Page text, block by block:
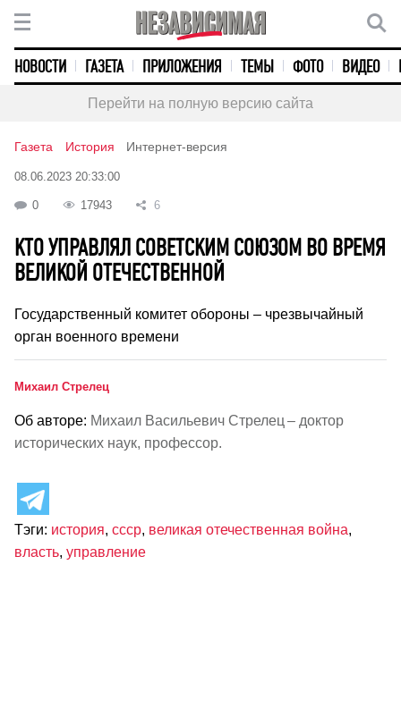
НОВОСТИ ГАЗЕТА ПРИЛОЖЕНИЯ ТЕМЫ ФОТО ВИДЕО
Перейти на полную версию сайта
Газета История Интернет-версия
08.06.2023 20:33:00
0 17943 6
КТО УПРАВЛЯЛ СОВЕТСКИМ СОЮЗОМ ВО ВРЕМЯ
ВЕЛИКОЙ ОТЕЧЕСТВЕННОЙ
Государственный комитет обороны – чрезвычайный
орган военного времени
Михаил Стрелец
Об авторе: Михаил Васильевич Стрелец – доктор
исторических наук, профессор.
Тэги: история, ссср, великая отечественная война,
власть, управление